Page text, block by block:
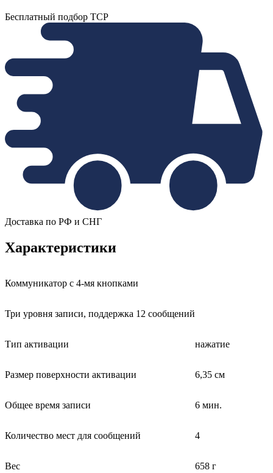
Бесплатный подбор ТСР
Доставка по РФ и СНГ
Характеристики
Коммуникатор с 4-мя кнопками
Три уровня записи, поддержка 12 сообщений
Тип активации нажатие
Размер поверхности активации 6,35 см
Общее время записи 6 мин.
Количество мест для сообщений 4
Вес 658 г